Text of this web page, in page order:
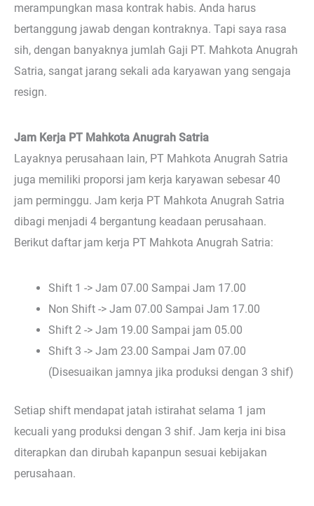
merampungkan masa kontrak habis. Anda harus
bertanggung jawab dengan kontraknya. Tapi saya rasa
sih, dengan banyaknya jumlah Gaji PT. Mahkota Anugrah
Satria, sangat jarang sekali ada karyawan yang sengaja
resign.
Jam Kerja PT Mahkota Anugrah Satria
Layaknya perusahaan lain, PT Mahkota Anugrah Satria
juga memiliki proporsi jam kerja karyawan sebesar 40
jam perminggu. Jam kerja PT Mahkota Anugrah Satria
dibagi menjadi 4 bergantung keadaan perusahaan.
Berikut daftar jam kerja PT Mahkota Anugrah Satria:
Shift 1 -> Jam 07.00 Sampai Jam 17.00
Non Shift -> Jam 07.00 Sampai Jam 17.00
Shift 2 -> Jam 19.00 Sampai jam 05.00
Shift 3 -> Jam 23.00 Sampai Jam 07.00
(Disesuaikan jamnya jika produksi dengan 3 shif)
Setiap shift mendapat jatah istirahat selama 1 jam
kecuali yang produksi dengan 3 shif. Jam kerja ini bisa
diterapkan dan dirubah kapanpun sesuai kebijakan
perusahaan.